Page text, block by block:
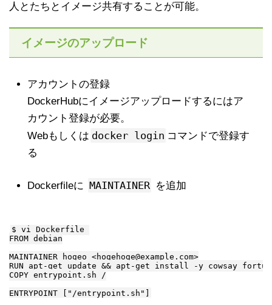
人とたちとイメージ共有することが可能。
イメージのアップロード
アカウントの登録
DockerHubにイメージアップロードするにはア
カウント登録が必要。
Webもしくは docker login コマンドで登録す
る
Dockerfileに MAINTAINER を追加
$ vi Dockerfile
FROM debian
MAINTAINER hogeo <hogehoge@example.com>
RUN apt-get update && apt-get install -y cowsay
COPY entrypoint.sh /